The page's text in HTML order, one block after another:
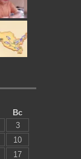
Вс
3
10
17